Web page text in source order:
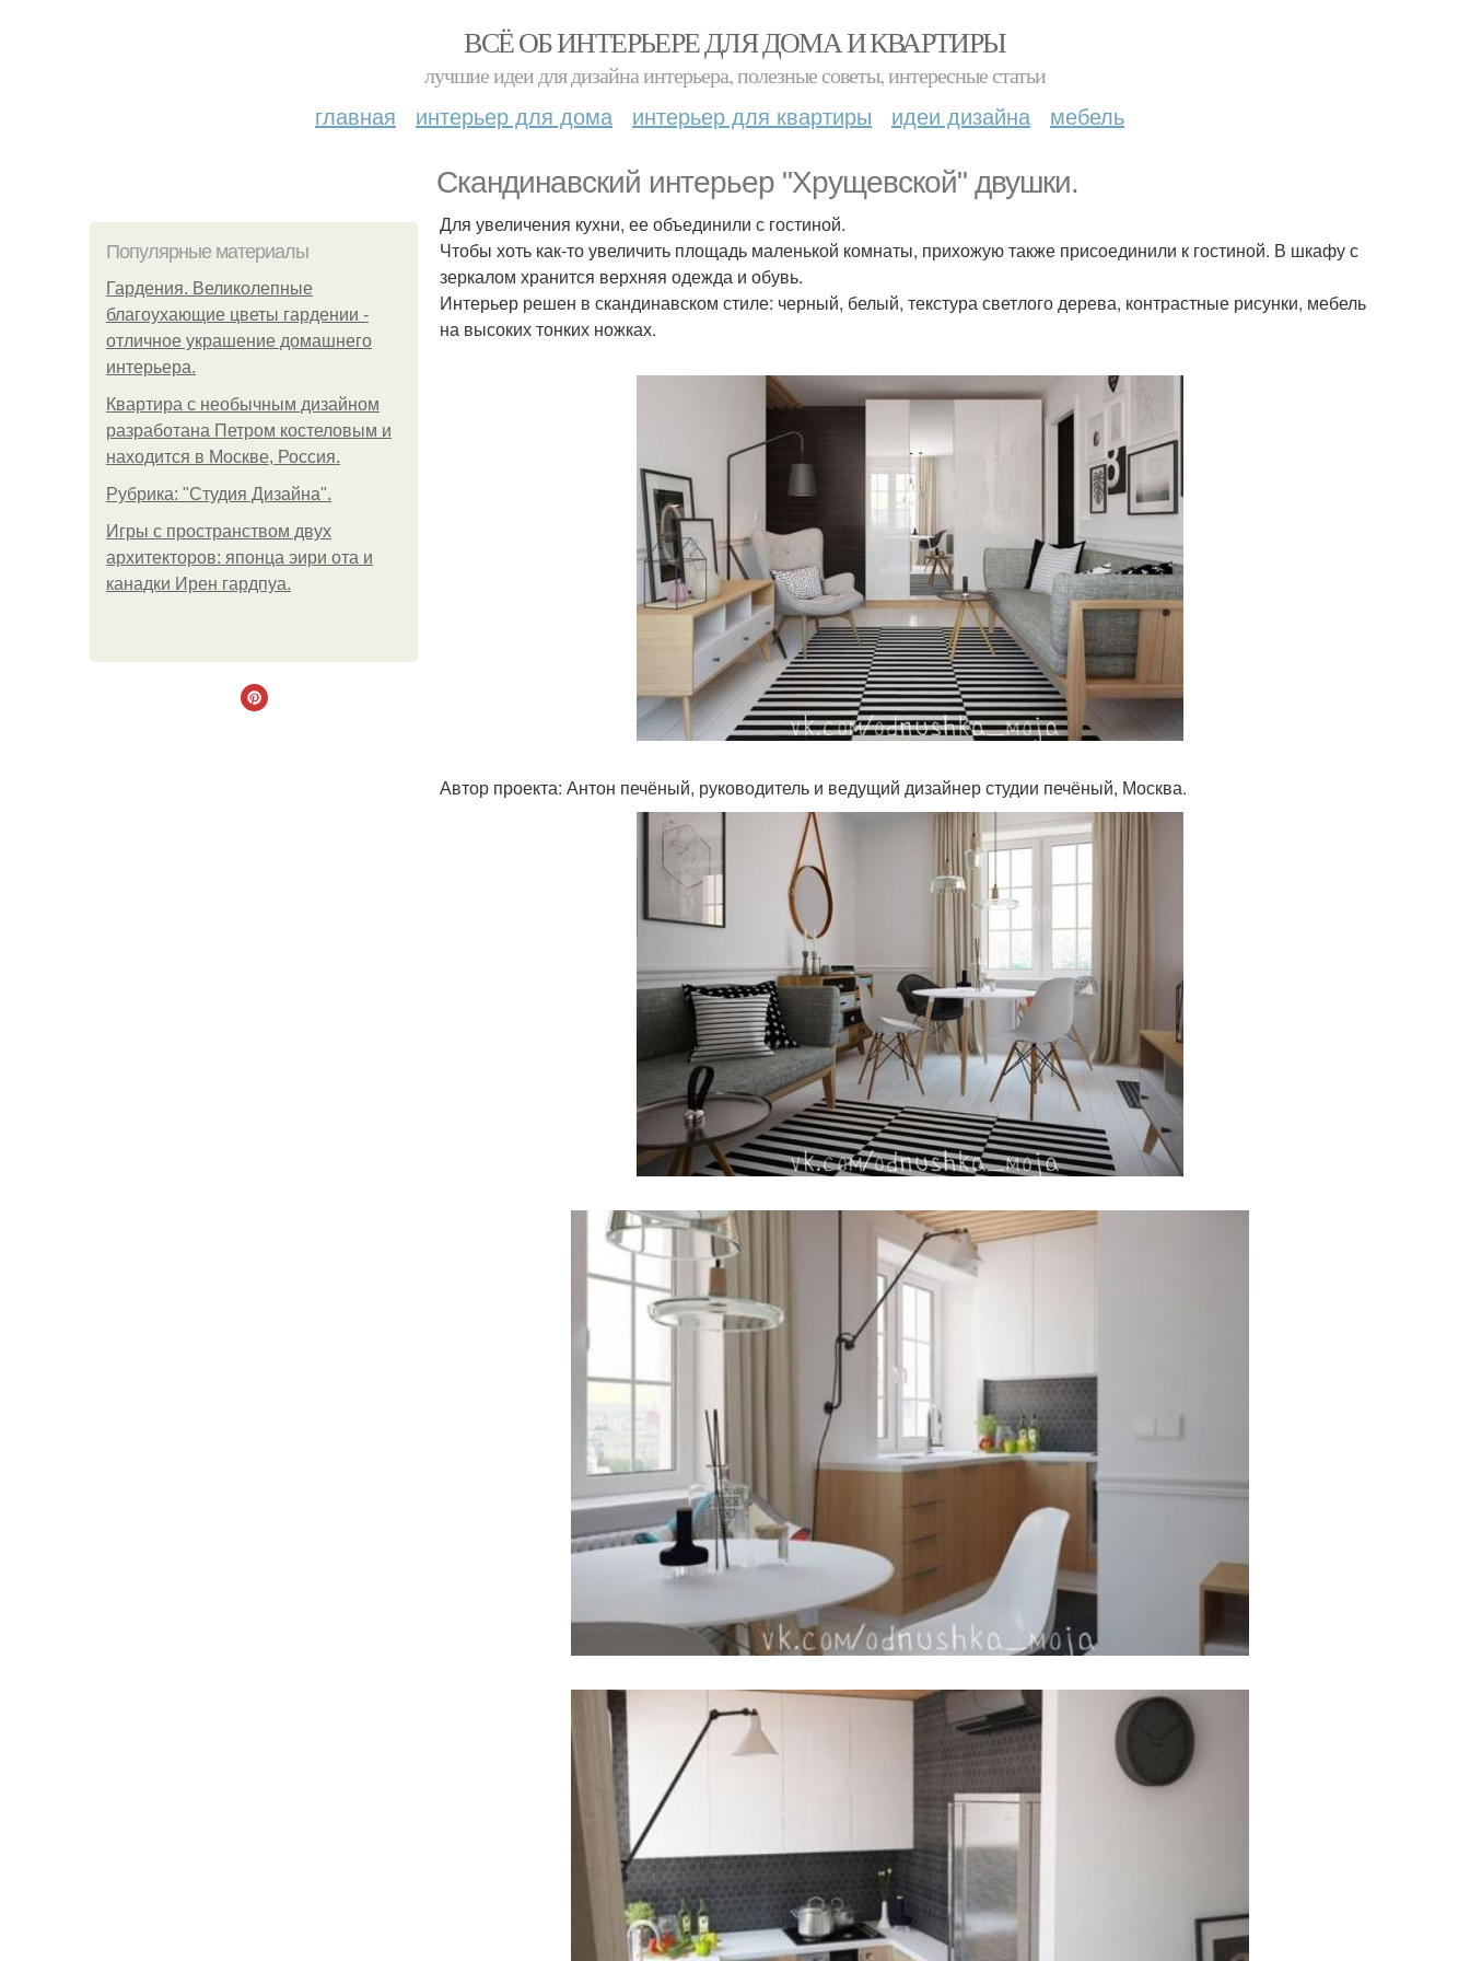
ВСЁ ОБ ИНТЕРЬЕРЕ ДЛЯ ДОМА И КВАРТИРЫ
лучшие идеи для дизайна интерьера, полезные советы, интересные статьи
главная интерьер для дома интерьер для квартиры идеи дизайна мебель
Скандинавский интерьер "Хрущевской" двушки.
Популярные материалы
Гардения. Великолепные
благоухающие цветы гардении -
отличное украшение домашнего
интерьера.
Квартира с необычным дизайном
разработана Петром костеловым и
находится в Москве, Россия.
Рубрика: "Студия Дизайна".
Игры с пространством двух
архитекторов: японца эири ота и
канадки Ирен гардпуа.
Для увеличения кухни, ее объединили с гостиной.
Чтобы хоть как-то увеличить площадь маленькой комнаты, прихожую также присоединили к гостиной. В шкафу с
зеркалом хранится верхняя одежда и обувь.
Интерьер решен в скандинавском стиле: черный, белый, текстура светлого дерева, контрастные рисунки, мебель
на высоких тонких ножках.
Автор проекта: Антон печёный, руководитель и ведущий дизайнер студии печёный, Москва.